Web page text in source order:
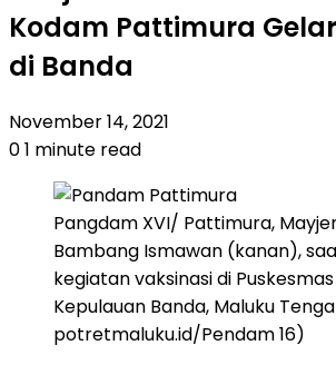
Kodam Pattimura
di Banda
November 14, 2021
01 minute read
Pangdam XVI/ Pattimura,
Bambang Ismawan (kanan),
kegiatan vaksinasi di
Kepulauan Banda, Maluku
potretmaluku.id/Pendam 16)